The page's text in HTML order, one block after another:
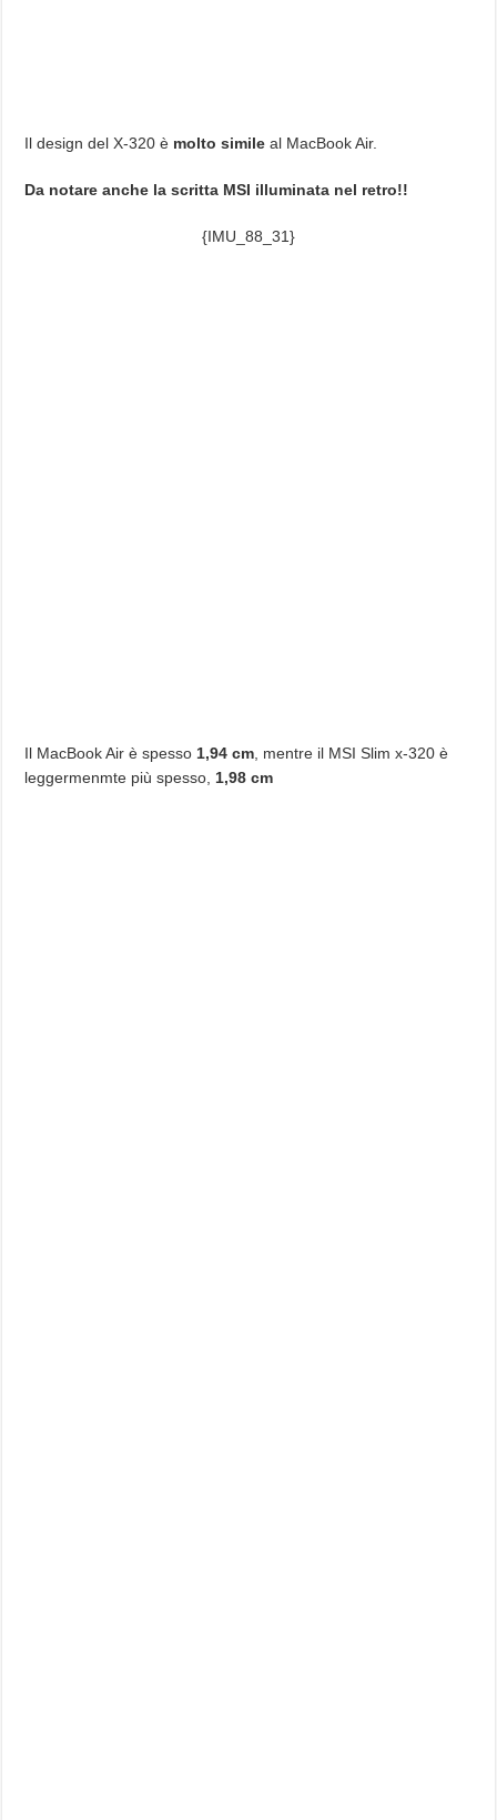
Il design del X-320 è molto simile al MacBook Air.
Da notare anche la scritta MSI illuminata nel retro!!
{IMU_88_31}
Il MacBook Air è spesso 1,94 cm , mentre il MSI Slim x-320 è
leggermenmte più spesso, 1,98 cm